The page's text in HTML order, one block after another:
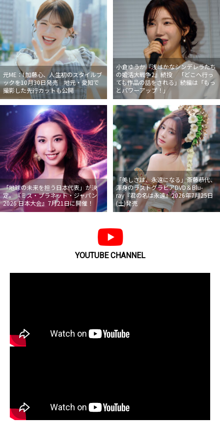
元ME：I 加藤心、人生初のスタイルブ
ックを10月30日発売 地元・愛知で
撮影した先行カットも公開
小倉ゆうか『浅はかなシンデレラたち
の婚活大戦争2』続投 「どこへ行っ
ても作品の話をされる」続編は「もっ
とパワーアップ！」
「地球の未来を担う日本代表」が決
定。『ミス・プラネット・ジャパン
2026 日本大会』7月21日に開催！
「美しさは、永遠になる」斎藤恭代、
渾身のラストグラビアDVD＆Blu-
ray『君の名は永遠』2026年7月25日
(土)発売
YOUTUBE CHANNEL